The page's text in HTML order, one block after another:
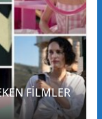
FİLMLER